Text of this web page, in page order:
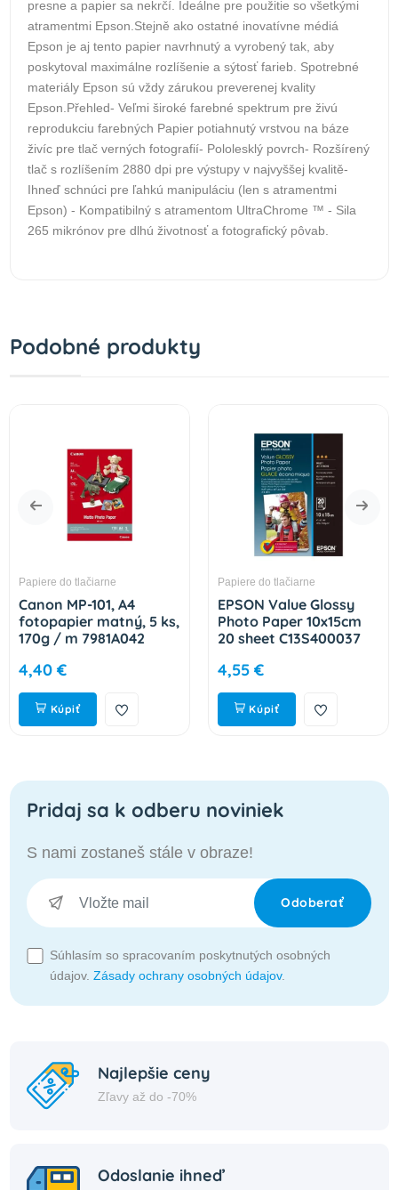
presne a papier sa nekrčí. Ideálne pre použitie so všetkými
atramentmi Epson.Stejně ako ostatné inovatívne médiá
Epson je aj tento papier navrhnutý a vyrobený tak, aby
poskytoval maximálne rozlíšenie a sýtosť farieb. Spotrebné
materiály Epson sú vždy zárukou preverenej kvality
Epson.Přehled- Veľmi široké farebné spektrum pre živú
reprodukciu farebných Papier potiahnutý vrstvou na báze
živíc pre tlač verných fotografií- Pololesklý povrch- Rozšírený
tlač s rozlíšením 2880 dpi pre výstupy v najvyššej kvalitě-
Ihneď schnúci pre ľahkú manipuláciu (len s atramentmi
Epson) - Kompatibilný s atramentom UltraChrome ™ - Sila
265 mikrónov pre dlhú životnosť a fotografický pôvab.
Podobné produkty
Papiere do tlačiarne
Canon MP-101, A4
fotopapier matný, 5 ks,
170g / m 7981A042
4,40 €
Kúpiť
Papiere do tlačiarne
EPSON Value Glossy
Photo Paper 10x15cm
20 sheet C13S400037
4,55 €
Kúpiť
Pridaj sa k odberu noviniek
S nami zostaneš stále v obraze!
Odoberať
Súhlasím so spracovaním poskytnutých osobných
údajov. Zásady ochrany osobných údajov.
Najlepšie ceny
Zľavy až do -70%
Odoslanie ihneď